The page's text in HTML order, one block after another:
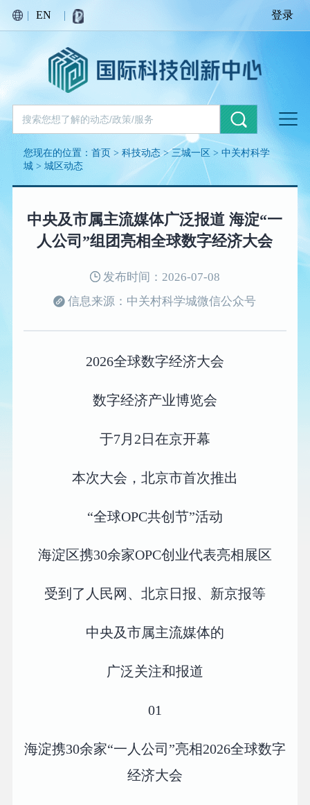
| EN | 登录
您现在的位置：首页 >科技动态>三城一区 >中关村科学
城 >城区动态
中央及市属主流媒体广泛报道 海淀“一
人公司”组团亮相全球数字经济大会
发布时间：2026-07-08
信息来源：中关村科学城微信公众号
2026全球数字经济大会
数字经济产业博览会
于7月2日在京开幕
本次大会，北京市首次推出
“全球OPC共创节”活动
海淀区携30余家OPC创业代表亮相展区
受到了人民网、北京日报、新京报等
中央及市属主流媒体的
广泛关注和报道
01
海淀携30余家“一人公司”亮相2026全球数字
经济大会